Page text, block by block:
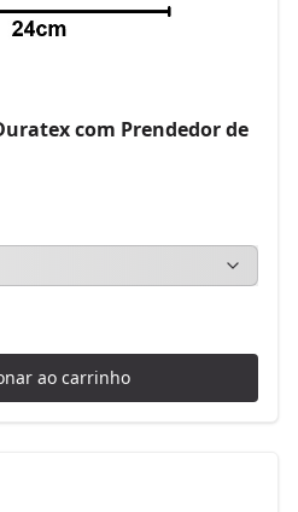
com Prendedor de
ao carrinho